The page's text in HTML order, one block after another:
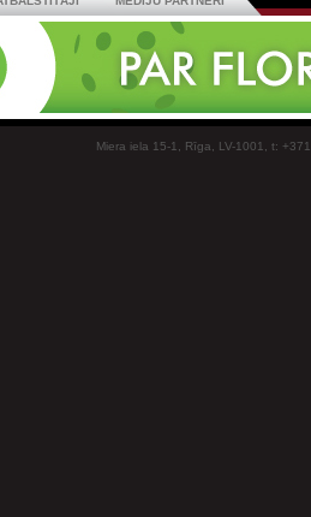
Miera iela 15-1, Rīga, LV-1001, t: